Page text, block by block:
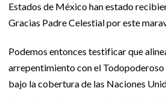
Estados de México han estado
Gracias Padre Celestial por este
Podemos entonces testificar que
arrepentimiento con el Todopoderoso
bajo la cobertura de las Naciones